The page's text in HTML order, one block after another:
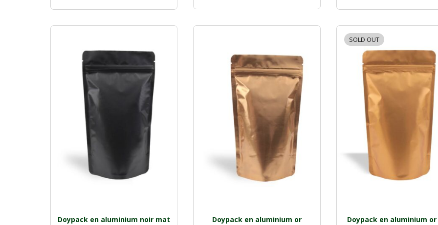
Doypack en aluminium noir mat
Doypack en aluminium or
SOLD OUT
Doypack en aluminium